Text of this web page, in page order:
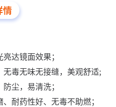
情
达镜面效果；
无毒无味无接缝，美观舒适;
尘，易清洗；
耐药性好、无毒不助燃；